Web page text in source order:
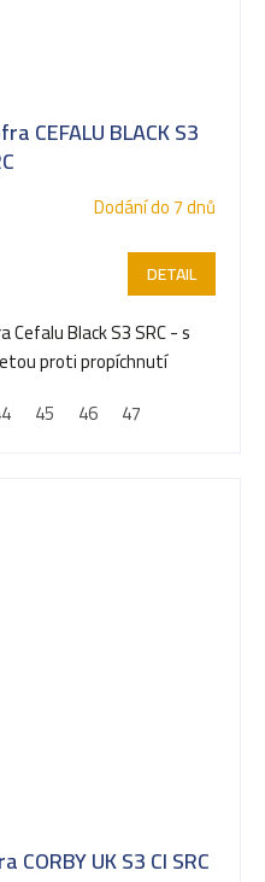
CEFALU BLACK S3
Dodání do 7 dnů
DETAIL
Cefalu Black S3 SRC - s
proti propíchnutí
45 46 47
UK S3 CI SRC